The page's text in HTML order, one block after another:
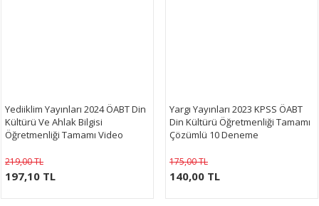
Yediiklim Yayınları 2024 ÖABT Din
Kültürü Ve Ahlak Bilgisi
Öğretmenliği Tamamı Video
219,00 TL
197,10 TL
Yargı Yayınları 2023 KPSS ÖABT
Din Kültürü Öğretmenliği Tamamı
Çözümlü 10 Deneme
175,00 TL
140,00 TL